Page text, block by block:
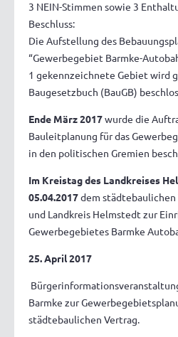
3 NEIN-Stimmen sowie 3
Beschluss:
Die Aufstellung des
“Gewerbegebiet Barmke-
1 gekennzeichnete Gebiet wird
Baugesetzbuch (BauGB)
Ende März 2017wurde die
Bauleitplanung für das
in den politischen Gremien
Im Kreistag des Landkreises
05.04.2017dem
und Landkreis Helmstedt zur
Gewerbegebietes Barmke
25. April 2017
Barmke zur
städtebaulichen Vertrag.